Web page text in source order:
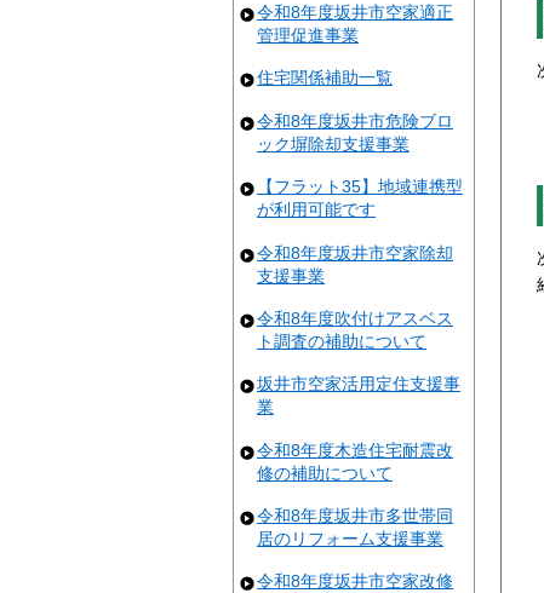
令和8年度坂井市空家適正
管理促進事業
住宅関係補助一覧
令和8年度坂井市危険ブロ
ック塀除却支援事業
【フラット35】地域連携型
が利用可能です
令和8年度坂井市空家除却
支援事業
令和8年度吹付けアスベス
ト調査の補助について
坂井市空家活用定住支援事
業
令和8年度木造住宅耐震改
修の補助について
令和8年度坂井市多世帯同
居のリフォーム支援事業
令和8年度坂井市空家改修